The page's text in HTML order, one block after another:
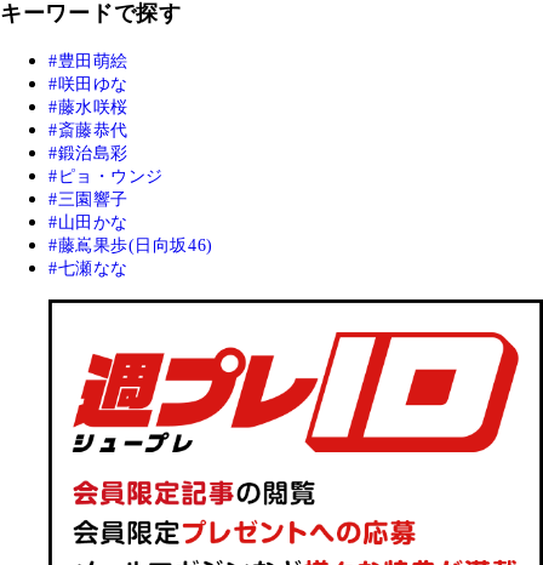
キーワードで探す
豊田萌絵
咲田ゆな
藤水咲桜
斎藤恭代
鍛治島彩
ピョ・ウンジ
三園響子
山田かな
藤嶌果歩(日向坂46)
七瀬なな